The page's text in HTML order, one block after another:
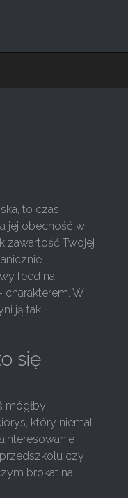
to czas
jej obecność w
zawartość Twojej
feed na
charakterem. W
ją tak
się
mógłby
który niemal
czy
brokat na